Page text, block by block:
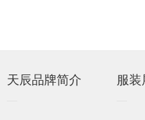
天辰品牌简介 服装